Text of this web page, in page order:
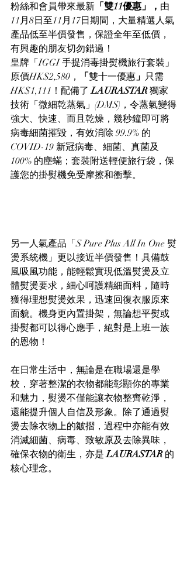
粉絲和會員帶來最新 「雙11優惠」， 由
11月8日至11月17日期間，大量精選人氣
產品低至半價發售，保證全年至低價，
有興趣的朋友切勿錯過！
皇牌「IGGI 手提消毒掛熨機旅行套裝」
原價HK$2,580，
「 雙十一優惠」 只需
HK$1,111！配備了 LAURASTAR 獨家
技術「微細乾蒸氣」(DMS)，令蒸氣變得
強大、快速、而且乾燥，幾秒鐘即可將
病毒細菌摧毀，有效消除 99.9% 的
COVID-19 新冠病毒、細菌、真菌及
100% 的塵蟎；套裝附送輕便旅行袋，保
護您的掛熨機免受摩擦和衝擊。
另一人氣產品「S Pure Plus All In One 熨
燙系統機」更以接近半價發售！具備鼓
風吸風功能，能輕鬆實現低溫熨燙及立
體熨燙要求，細心呵護精細面料，隨時
獲得理想熨燙效果，迅速回復衣服原來
面貌。機身更內置掛架，無論想平熨或
掛熨都可以得心應手，絕對是上班一族
的恩物！
在日常生活中，無論是在職場還是學
校，穿著整潔的衣物都能彰顯你的專業
和魅力，熨燙不僅能讓衣物整齊乾淨，
還能提升個人自信及形象。除了通過熨
燙去除衣物上的皺摺，過程中亦能有效
消滅細菌、病毒、致敏原及去除異味，
確保衣物的衛生，亦是 LAURASTAR 的
核心理念。